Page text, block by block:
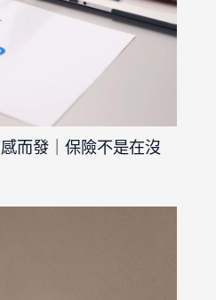
而發｜保險不是在沒